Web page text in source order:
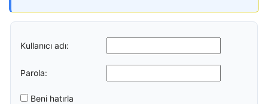
Kullanıcı adı:
Parola:
Beni hatırla